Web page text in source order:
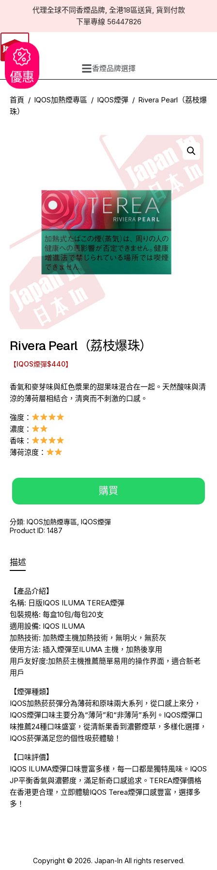
代理全球不同香煙品牌, 全港18區送貨, 貨到付款
下單專線 56447826
香煙品牌選擇
首頁 IQOS加熱煙專區 IQOS煙彈
Rivera Pearl（荔枝爆
珠）
Rivera Pearl（荔枝爆珠）
【IQOS煙彈$440】
香氣和麥芽味與紅色漿果的甜果味混合在一起。天然酸味與清
涼的薄荷層相結合，清爽而不刺激的口感。
強度：
濃度：
香味：
薄荷涼度：
購買
分類: IQOS加熱煙專區 IQOS煙彈
Product ID: 1487
描述
【產品介紹】
名稱: 日版IQOS ILUMA TEREA煙彈
包裝規格: 每盒10包/每包20支
適用設備: IQOS ILUMA
加熱技術: 加熱煙主機加熱技術，無明火，無菸灰
使用方法: 插入煙彈至ILUMA 主機，加熱後享用
用戶友好度:加熱菸主機推薦簡單易用的操作界面，適合新老
用戶
【煙彈種類】
IQOS加熱菸菸彈分為薄荷和原味兩大系列，從口感上來分，
IQOS煙彈口味主要分為“薄菏”和“非薄菏”系列。IQOS煙彈口
味推薦24種口味盛宴，從清新果香到濃鬱煙草，多樣化選擇，
IQOS菸彈滿足您的個性吸菸體驗！
【口味評價】
IQOS ILUMA煙彈口味豐富多樣，每一口都是獨特風味。IQOS
JP平衡香氣與濃鬱度，滿足新奇口感追求。TEREA煙彈價格
在香港更合理，立即體驗IQOS Terea煙彈口感豐富，選擇多
多！
Copyright © 2026. Japan-In All rights reserved.
優惠